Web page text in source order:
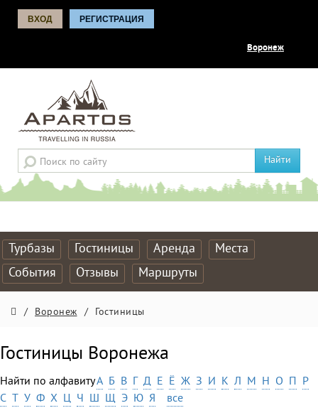
ВХОД РЕГИСТРАЦИЯ
Воронеж
Найти
Турбазы Гостиницы Аренда
Места
События
Отзывы Маршруты
/ Воронеж / Гостиницы
Гостиницы Воронежа
Найти по алфавитуА Б В Г Д Е Ё Ж З И К Л М Н О П Р
С Т У Ф Х Ц Ч Ш Щ Э Ю Я все